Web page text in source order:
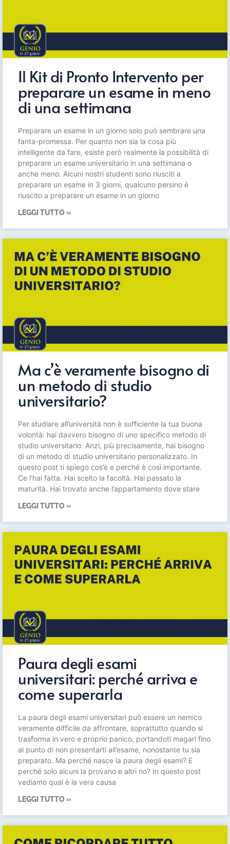
Il Kit di Pronto Intervento per
preparare un esame in meno
di una settimana
Preparare un esame in un giorno solo può sembrare una
fanta-promessa. Per quanto non sia la cosa più
intelligente da fare, esiste però realmente la possibilità di
preparare un esame universitario in una settimana o
anche meno. Alcuni nostri studenti sono riusciti a
preparare un esame in 3 giorni, qualcuno persino è
riuscito a preparare un esame in un giorno
LEGGI TUTTO »
Ma c’è veramente bisogno di
un metodo di studio
universitario?
Per studiare all’università non è sufficiente la tua buona
volontà: hai davvero bisogno di uno specifico metodo di
studio universitario. Anzi, più precisamente, hai bisogno
di un metodo di studio universitario personalizzato. In
questo post ti spiego cos’è e perché è così importante.
Ce l’hai fatta. Hai scelto la facoltà. Hai passato la
maturità. Hai trovato anche l’appartamento dove stare
LEGGI TUTTO »
Paura degli esami
universitari: perché arriva e
come superarla
La paura degli esami universitari può essere un nemico
veramente difficile da affrontare, soprattutto quando si
trasforma in vero e proprio panico, portandoti magari fino
al punto di non presentarti all’esame, nonostante tu sia
preparato. Ma perché nasce la paura degli esami? E
perché solo alcuni la provano e altri no? In questo post
vediamo qual è la vera causa
LEGGI TUTTO »